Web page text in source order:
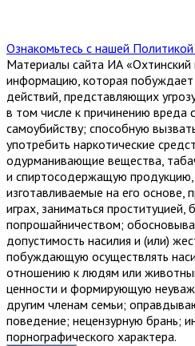
Ознакомьтесь с нашей
Материалы сайта ИА «Охтинский
информацию, которая
действий, представляющих
в том числе к причинению вреда
самоубийству; способную
употребить наркотические
одурманивающие вещества,
и спиртосодержащую продукцию,
изготавливаемые на его основе,
играх, заниматься
попрошайничеством;
допустимость насилия и (или)
побуждающую осуществлять
отношению к людям или
ценности и формирующую
другим членам семьи;
поведение; нецензурную брань;
порнографического характера.